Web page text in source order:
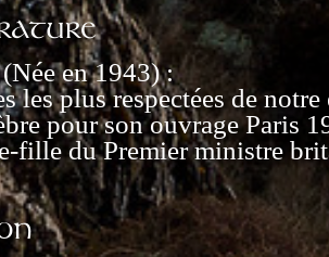
en 1943) :
les plus respectées de
pour son ouvrage Paris
fille du Premier ministre